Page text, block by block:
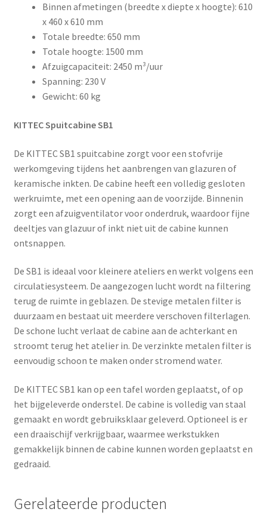
Binnen afmetingen (breedte x diepte x hoogte): 610
x 460 x 610 mm
Totale breedte: 650 mm
Totale hoogte: 1500 mm
Afzuigcapaciteit: 2450 m³/uur
Spanning: 230 V
Gewicht: 60 kg
KITTEC Spuitcabine SB1
De KITTEC SB1 spuitcabine zorgt voor een stofvrije
werkomgeving tijdens het aanbrengen van glazuren of
keramische inkten. De cabine heeft een volledig gesloten
werkruimte, met een opening aan de voorzijde. Binnenin
zorgt een afzuigventilator voor onderdruk, waardoor fijne
deeltjes van glazuur of inkt niet uit de cabine kunnen
ontsnappen.
De SB1 is ideaal voor kleinere ateliers en werkt volgens een
circulatiesysteem. De aangezogen lucht wordt na filtering
terug de ruimte in geblazen. De stevige metalen filter is
duurzaam en bestaat uit meerdere verschoven filterlagen.
De schone lucht verlaat de cabine aan de achterkant en
stroomt terug het atelier in. De verzinkte metalen filter is
eenvoudig schoon te maken onder stromend water.
De KITTEC SB1 kan op een tafel worden geplaatst, of op
het bijgeleverde onderstel. De cabine is volledig van staal
gemaakt en wordt gebruiksklaar geleverd. Optioneel is er
een draaischijf verkrijgbaar, waarmee werkstukken
gemakkelijk binnen de cabine kunnen worden geplaatst en
gedraaid.
Gerelateerde producten